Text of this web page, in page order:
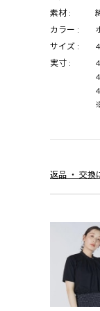
素材 :
カラー :
サイズ :
実寸 :
返品 ・ 交換